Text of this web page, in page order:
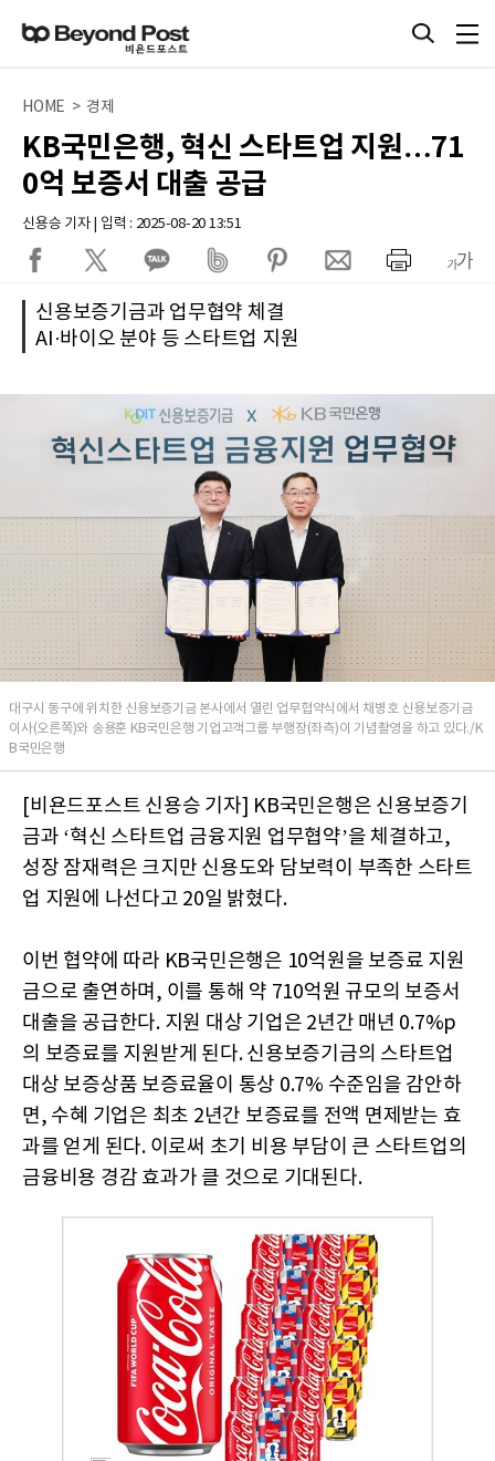
HOME > 경제
KB국민은행, 혁신 스타트업 지원…71
0억 보증서 대출 공급
신용승 기자 | 입력 : 2025-08-20 13:51
신용보증기금과 업무협약 체결
AI·바이오 분야 등 스타트업 지원
대구시 동구에 위치한 신용보증기금 본사에서 열린 업무협약식에서 채병호 신용보증기금
이사(오른쪽)와 송용훈 KB국민은행 기업고객그룹 부행장(좌측)이 기념촬영을 하고 있다./K
B국민은행
[비욘드포스트 신용승 기자] KB국민은행은 신용보증기
금과 ‘혁신 스타트업 금융지원 업무협약’을 체결하고,
성장 잠재력은 크지만 신용도와 담보력이 부족한 스타트
업 지원에 나선다고 20일 밝혔다.
이번 협약에 따라 KB국민은행은 10억원을 보증료 지원
금으로 출연하며, 이를 통해 약 710억원 규모의 보증서
대출을 공급한다. 지원 대상 기업은 2년간 매년 0.7%p
의 보증료를 지원받게 된다. 신용보증기금의 스타트업
대상 보증상품 보증료율이 통상 0.7% 수준임을 감안하
면, 수혜 기업은 최초 2년간 보증료를 전액 면제받는 효
과를 얻게 된다. 이로써 초기 비용 부담이 큰 스타트업의
금융비용 경감 효과가 클 것으로 기대된다.